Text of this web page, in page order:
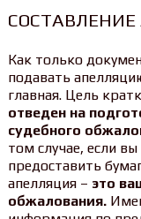
Как только
подавать
главная. Цель
отведен на
судебного
том случае, если
предоставить
апелляция – это
обжалования.